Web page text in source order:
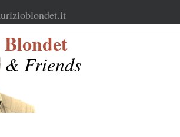
Blondet
& Friends